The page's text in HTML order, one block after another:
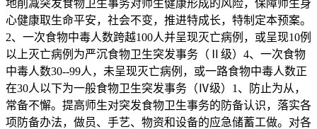
地削减突发食物卫生事务对师生健康形成的风险，保障师生身
心健康取生命平安，社会不变，推进特成长，特制定本预案。
2、一次食物中毒人数跨越100人并呈现灭亡病例，或呈现10例
以上灭亡病例为严沉食物卫生突发事务（Ⅱ级）4、一次食物
中毒人数30--99人，未呈现灭亡病例，或一路食物中毒人数正
在30人以下为一般食物卫生突发事务（Ⅳ级）1、防止为从，
常备不懈。提高师生对突发食物卫生事务的防备认识，落实各
项防备办法，做员、手艺、物资和设备的应急储蓄工做。对各